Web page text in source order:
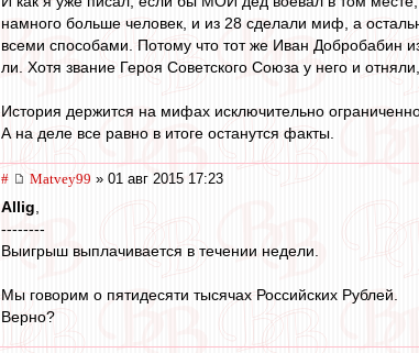
намного больше человек, и из 28 сделали миф, а
всеми способами. Потому что тот же Иван Добробабин
ли. Хотя звание Героя Советского Союза у него и
История держится на мифах исключительно
А на деле все равно в итоге останутся факты.
# Matvey99 » 01 авг 2015 17:23
Allig,
--------
Выигрыш выплачивается в течении недели.
Мы говорим о пятидесяти тысячах Российских Рублей.
Верно?